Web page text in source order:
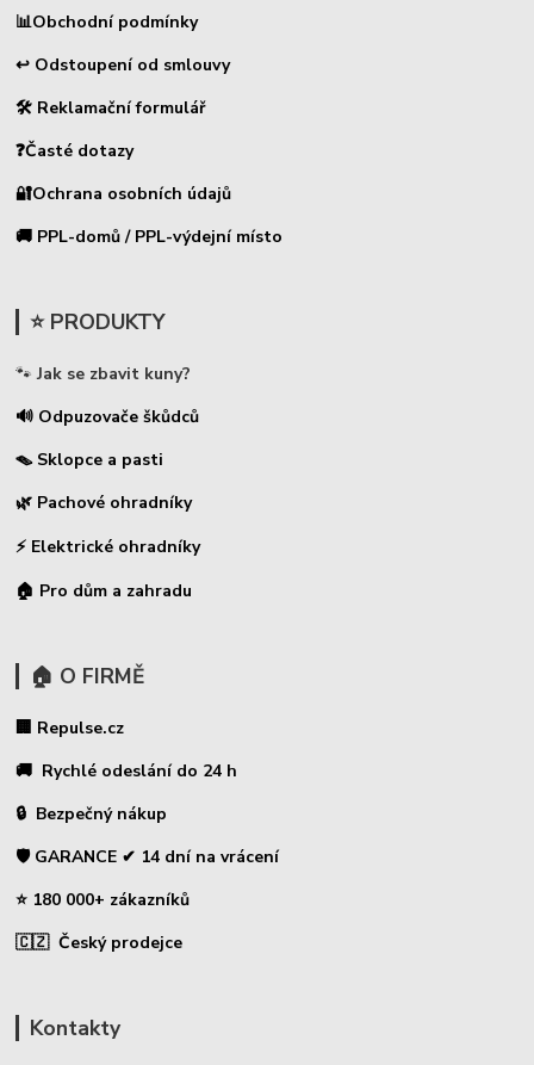
📊Obchodní podmínky
↩ Odstoupení od smlouvy
🛠 Reklamační formulář
❓Časté dotazy
🔐Ochrana osobních údajů
🚚 PPL-domů / PPL-výdejní místo
⭐ PRODUKTY
🐾 Jak se zbavit kuny?
🔊 Odpuzovače škůdců
🪤 Sklopce a pasti
🌿 Pachové ohradníky
⚡ Elektrické ohradníky
🏠 Pro dům a zahradu
🏠 O FIRMĚ
🏢 Repulse.cz
🚚 Rychlé odeslání do 24 h
🔒 Bezpečný nákup
🛡️ GARANCE ✔ 14 dní na vrácení
⭐ 180 000+ zákazníků
🇨🇿 Český prodejce
Kontakty